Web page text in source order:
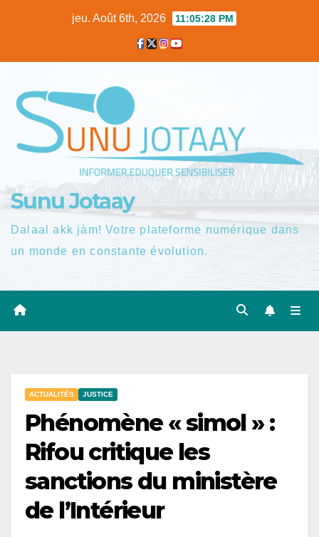
jeu. Août 6th, 2026 11:05:29 PM
Sunu Jotaay
Dalaal akk jàm! Votre plateforme numérique dans
un monde en constante évolution.
ACTUALITÉS JUSTICE
Phénomène « simol » :
Rifou critique les
sanctions du ministère
de l’Intérieur